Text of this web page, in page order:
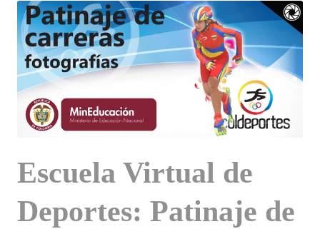
Escuela Virtual de
Deportes: Patinaje de